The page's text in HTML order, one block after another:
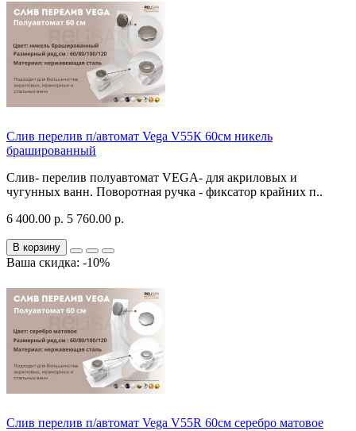
Слив перелив п/автомат Vega V55К 60см никель
брашированный
Слив- перелив полуавтомат VEGA- для акриловых и
чугунных ванн. Поворотная ручка - фиксатор крайних п..
6 400.00 р. 5 760.00 р.
В корзину
Ваша скидка: -10%
Слив перелив п/автомат Vega V55R 60см серебро матовое